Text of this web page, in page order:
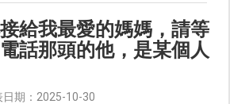
接給我最愛的媽媽，請等
話那頭的他，是某個人
日期：2025-10-30